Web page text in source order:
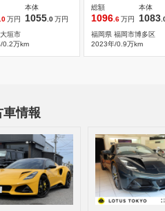
.0万円
本体
1055 .0万円
垣市
0.2万km
総額
1096 .6万円
本体
1083
福岡県 福岡市博多区
2023年/0.9万km
車情報